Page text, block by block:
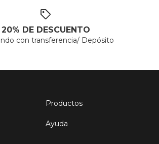
20% DE DESCUENTO
con transferencia/ Depósito
Productos
Ayuda